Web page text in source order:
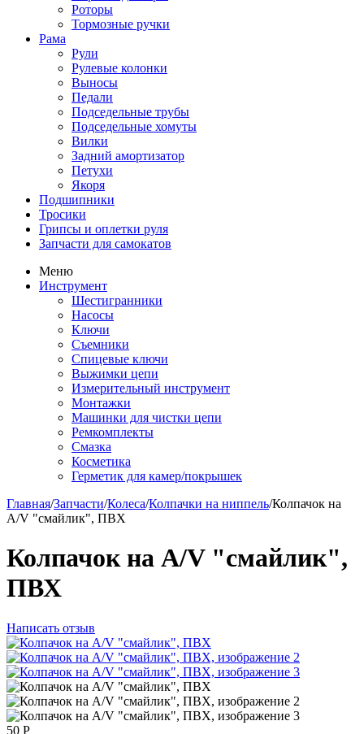
Роторы
Тормозные ручки
Рама
Рули
Рулевые колонки
Выносы
Педали
Подседельные трубы
Подседельные хомуты
Вилки
Задний амортизатор
Петухи
Якоря
Подшипники
Тросики
Грипсы и оплетки руля
Запчасти для самокатов
Меню
Инструмент
Шестигранники
Насосы
Ключи
Съемники
Спицевые ключи
Выжимки цепи
Измерительный инструмент
Монтажки
Машинки для чистки цепи
Ремкомплекты
Смазка
Косметика
Герметик для камер/покрышек
Главная/Запчасти/Колеса/Колпачки на ниппель/Колпачок на
A/V "смайлик", ПВХ
Колпачок на A/V "смайлик",
ПВХ
Написать отзыв
50 Р